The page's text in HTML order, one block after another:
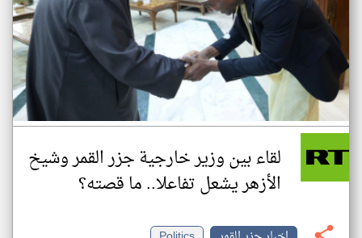
لقاء بين وزير خارجية جزر القمر وشيخ
الأزهر يشعل تفاعلا.. ما قصته؟